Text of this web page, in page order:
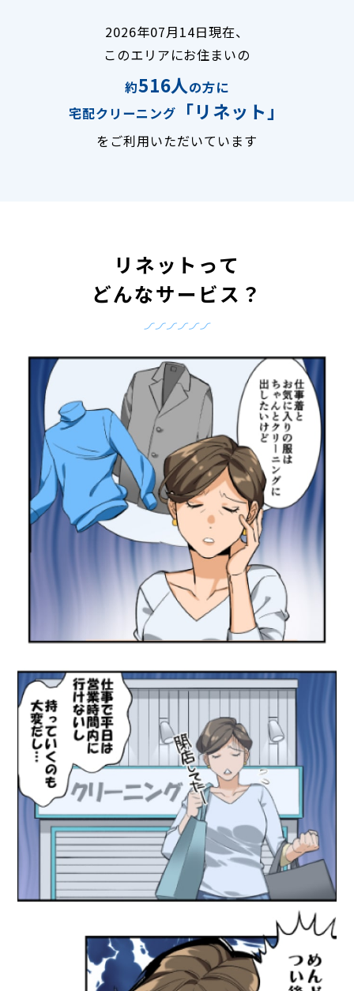
2026年07月14日現在、
このエリアにお住まいの
約516人の方に
宅配クリーニング
「リネット」
をご利用いただいています
リネットって
どんなサービス？